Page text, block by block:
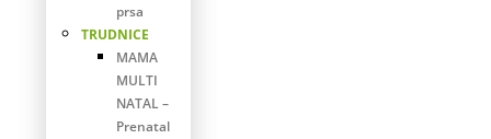
prsa
TRUDNICE
MAMA
MULTI
NATAL –
Prenatal